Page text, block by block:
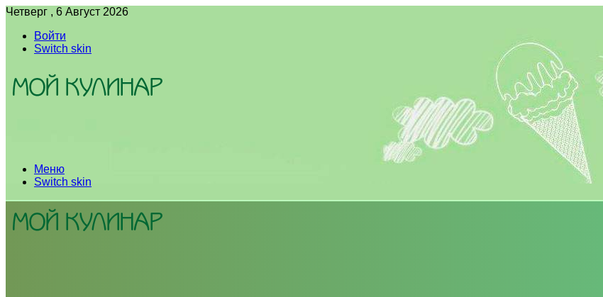
Четверг , 6 Август 2026
Войти
Switch skin
Меню
Switch skin